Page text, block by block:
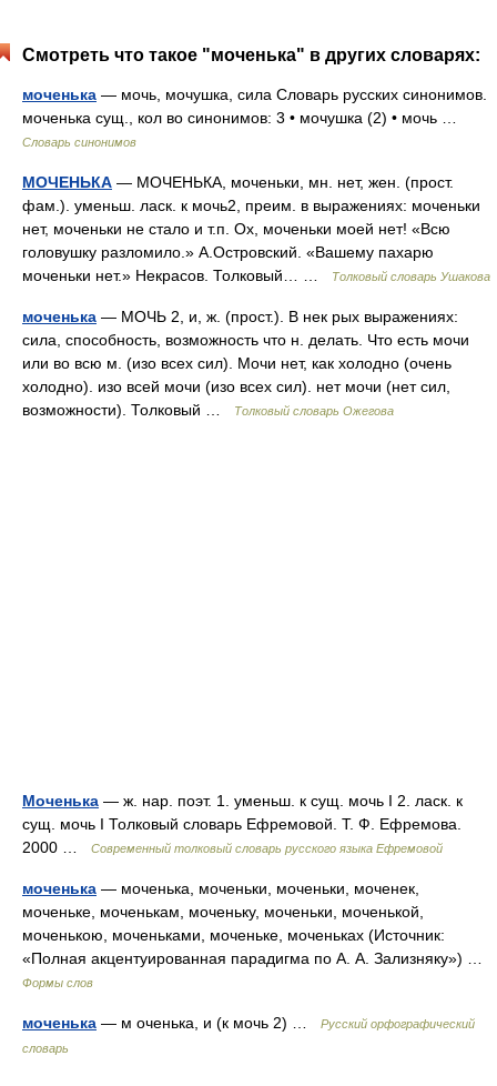
Смотреть что такое "моченька" в других словарях:
моченька — мочь, мочушка, сила Словарь русских синонимов.
моченька сущ., кол во синонимов: 3 • мочушка (2) • мочь …
Словарь синонимов
МОЧЕНЬКА — МОЧЕНЬКА, моченьки, мн. нет, жен. (прост.
фам.). уменьш. ласк. к мочь2, преим. в выражениях: моченьки
нет, моченьки не стало и т.п. Ох, моченьки моей нет! «Всю
головушку разломило.» А.Островский. «Вашему пахарю
моченьки нет.» Некрасов. Толковый… …
Толковый словарь Ушакова
моченька — МОЧЬ 2, и, ж. (прост.). В нек рых выражениях:
сила, способность, возможность что н. делать. Что есть мочи
или во всю м. (изо всех сил). Мочи нет, как холодно (очень
холодно). изо всей мочи (изо всех сил). нет мочи (нет сил,
возможности). Толковый …
Толковый словарь Ожегова
Моченька — ж. нар. поэт. 1. уменьш. к сущ. мочь I 2. ласк. к
сущ. мочь I Толковый словарь Ефремовой. Т. Ф. Ефремова.
2000 …
Современный толковый словарь русского языка Ефремовой
моченька — моченька, моченьки, моченьки, моченек,
моченьке, моченькам, моченьку, моченьки, моченькой,
моченькою, моченьками, моченьке, моченьках (Источник:
«Полная акцентуированная парадигма по А. А. Зализняку») …
Формы слов
моченька — м оченька, и (к мочь 2) …
Русский орфографический
словарь